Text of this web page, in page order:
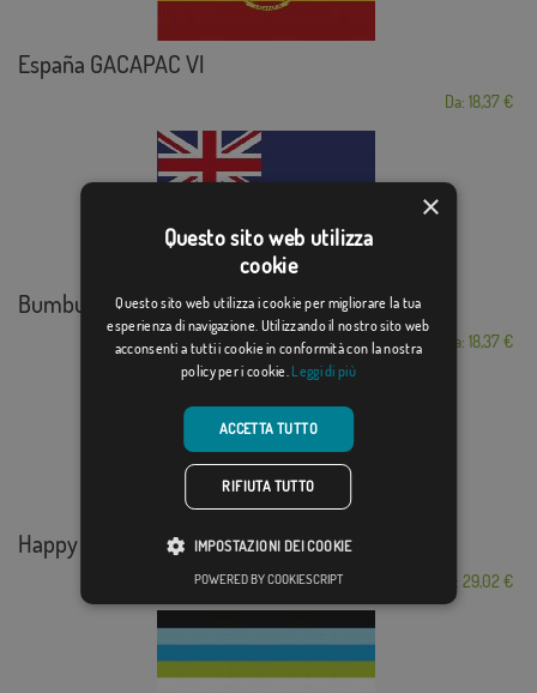
España GACAPAC VI
Da: 18,37 €
Bumbunga
Da: 18,37 €
Happy Halloween
Da: 29,02 €
×
Questo sito web utilizza
cookie
Questo sito web utilizza i cookie per migliorare la tua
esperienza di navigazione. Utilizzando il nostro sito web
acconsenti a tutti i cookie in conformità con la nostra
policy per i cookie. Leggi di più
ACCETTA TUTTO
RIFIUTA TUTTO
IMPOSTAZIONI DEI COOKIE
POWERED BY COOKIESCRIPT